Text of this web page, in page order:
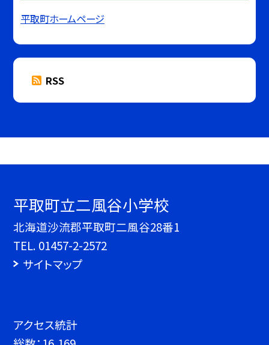
平取町ホームページ
RSS
平取町立二風谷小学校
北海道沙流郡平取町二風谷28番1
TEL. 01457-2-2572
サイトマップ
アクセス統計